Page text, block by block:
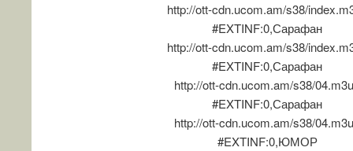
http://ott-cdn.ucom.am/s38/
#EXTINF:0,Сарафан
http://ott-cdn.ucom.am/s38/
#EXTINF:0,Сарафан
http://ott-cdn.ucom.am/s38/
#EXTINF:0,Сарафан
http://ott-cdn.ucom.am/s38/
#EXTINF:0,ЮМОР